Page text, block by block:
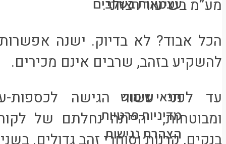
פורום
צרו קשר
תנאי שימוש
מדיניות פרטיות
הצהרת נגישות
מע”מ בשיעור רצחני.
הכל אבוד? לא בדיוק. ישנה
להשקיע בזהב, שרבים אינם מכירים.
עד לפני עשור הגישה לכספות-
ומבוטחות, הייתה נחלתם של